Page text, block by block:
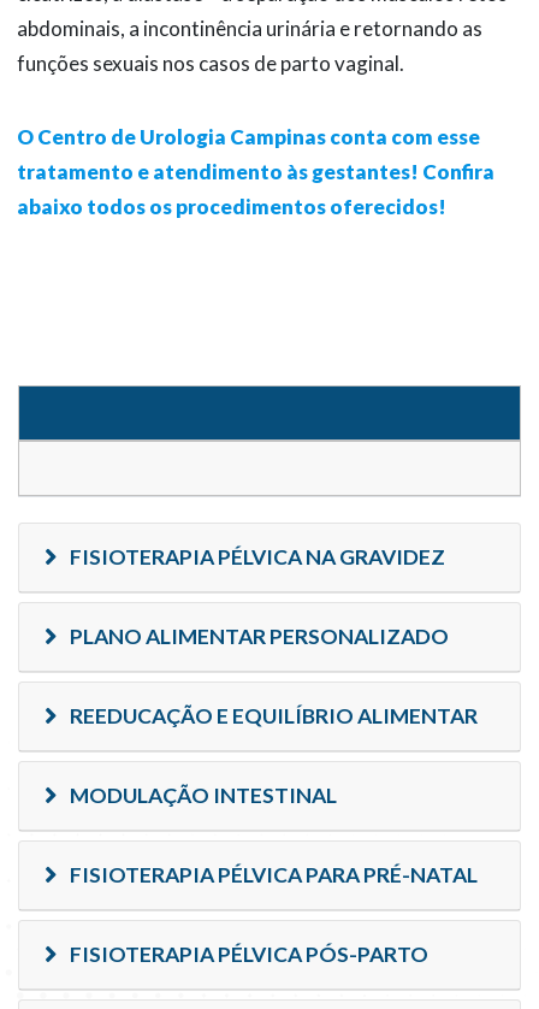
abdominais, a incontinência urinária e retornando as
funções sexuais nos casos de parto vaginal.
O Centro de Urologia Campinas conta com esse
tratamento e atendimento às gestantes! Confira
abaixo todos os procedimentos oferecidos!
FISIOTERAPIA PÉLVICA NA GRAVIDEZ
PLANO ALIMENTAR PERSONALIZADO
REEDUCAÇÃO E EQUILÍBRIO ALIMENTAR
MODULAÇÃO INTESTINAL
FISIOTERAPIA PÉLVICA PARA PRÉ-NATAL
FISIOTERAPIA PÉLVICA PÓS-PARTO